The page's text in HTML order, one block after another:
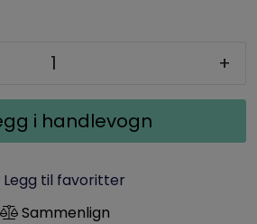
+
i handlevogn
Legg til favoritter
Sammenlign